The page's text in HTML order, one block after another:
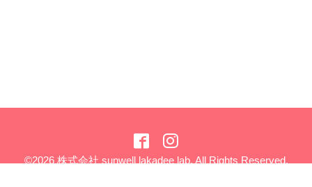
©2026 株式会社 sunwell lakadee lab. All Rights Reserved.